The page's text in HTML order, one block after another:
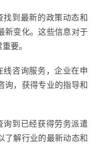
到最新的政策动态和
新变化。这些信息对于
要。
咨询服务，企业在申
询，获得专业的指导和
到已经获得劳务派遣
了解行业的最新动态和